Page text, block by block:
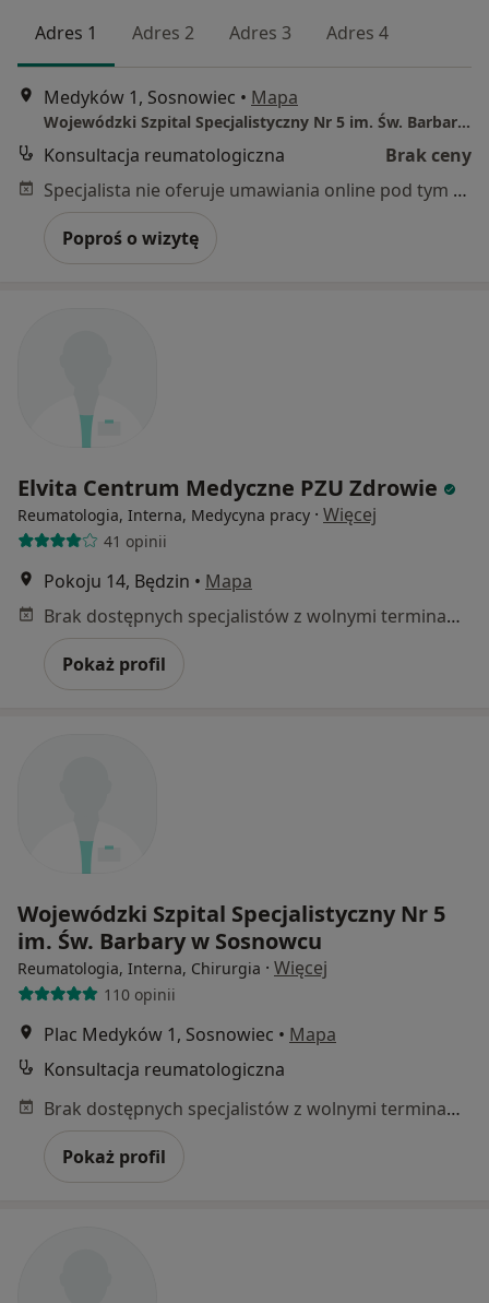
Adres 1 Adres 2 Adres 3 Adres 4
Medyków 1, Sosnowiec • Mapa
Wojewódzki Szpital Specjalistyczny Nr 5 im. Św. Barbary w Sosnowcu - Oddział Reumatologii
Konsultacja reumatologiczna
Brak ceny
Specjalista nie oferuje umawiania online pod tym adresem.
Poproś o wizytę
Elvita Centrum Medyczne PZU Zdrowie
Reumatologia, Interna, Medycyna pracy · Więcej
41 opinii
Pokoju 14, Będzin • Mapa
Brak dostępnych specjalistów z wolnymi terminami w tym centrum medycznym.
Pokaż profil
Wojewódzki Szpital Specjalistyczny Nr 5
im. Św. Barbary w Sosnowcu
Reumatologia, Interna, Chirurgia · Więcej
110 opinii
Plac Medyków 1, Sosnowiec • Mapa
Konsultacja reumatologiczna
Brak dostępnych specjalistów z wolnymi terminami w tym centrum medycznym.
Pokaż profil